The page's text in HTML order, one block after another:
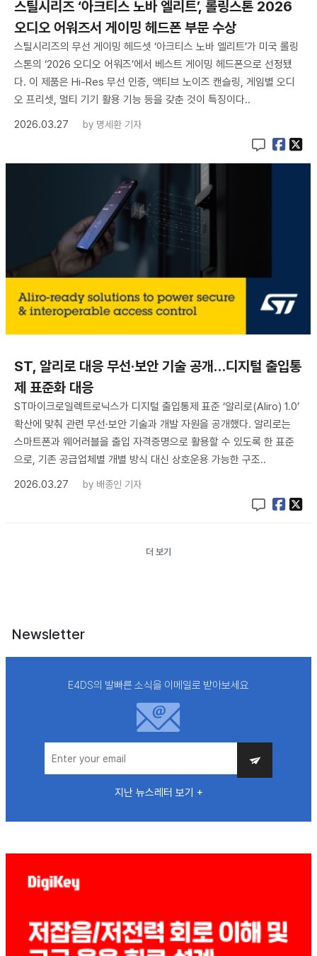
스틸시리즈 ‘아크티스 노바 엘리트’, 롤링스톤 2026
오디오 어워즈서 게이밍 헤드폰 부문 수상
스틸시리즈의 무선 게이밍 헤드셋 ‘아크티스 노바 엘리트’가 미국 롤링
스톤의 ‘2026 오디오 어워즈’에서 베스트 게이밍 헤드폰으로 선정됐
다. 이 제품은 Hi-Res 무선 인증, 액티브 노이즈 캔슬링, 게임별 오디
오 프리셋, 멀티 기기 활용 기능 등을 갖춘 것이 특징이다..
2026.03.27
by 명세환 기자
ST, 알리로 대응 무선·보안 기술 공개…디지털 출입통
제 표준화 대응
ST마이크로일렉트로닉스가 디지털 출입통제 표준 ‘알리로(Aliro) 1.0’
확산에 맞춰 관련 무선·보안 기술과 개발 자원을 공개했다. 알리로는
스마트폰과 웨어러블을 출입 자격증명으로 활용할 수 있도록 한 표준
으로, 기존 공급업체별 개별 방식 대신 상호운용 가능한 구조..
2026.03.27
by 배종인 기자
더 보기
Newsletter
E4DS의 발빠른 소식을 이메일로 받아보세요
지난 뉴스레터 보기 +